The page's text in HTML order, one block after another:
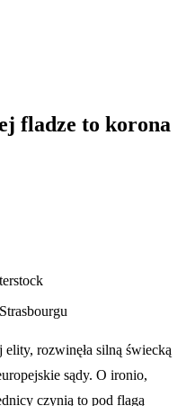
fladze to korona
rozwinęła silną świecką
sądy. O ironio,
czynią to pod flagą